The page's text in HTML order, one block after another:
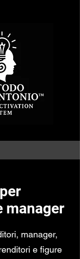
manager
manager,
e figure